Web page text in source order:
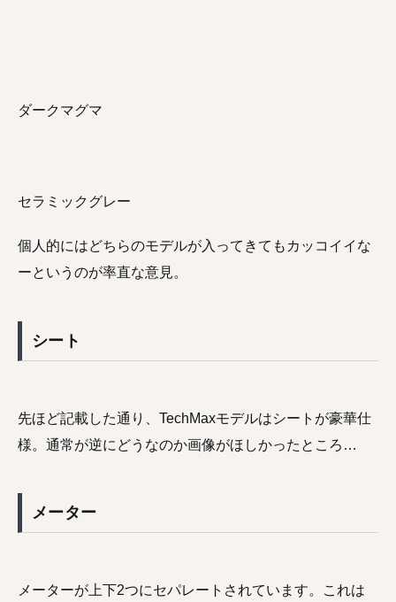
ダークマグマ
セラミックグレー
個人的にはどちらのモデルが入ってきてもカッコイイな
ーというのが率直な意見。
シート
先ほど記載した通り、TechMaxモデルはシートが豪華仕
様。通常が逆にどうなのか画像がほしかったところ…
メーター
メーターが上下2つにセパレートされています。これは